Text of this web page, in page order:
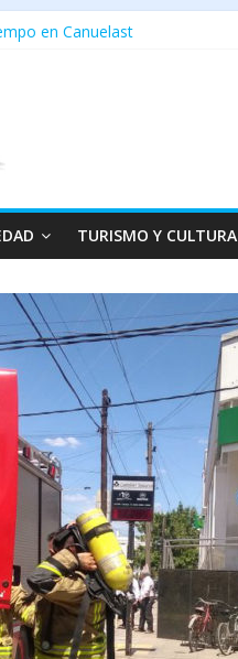
en Canuelast
TURISMO Y CULTURA